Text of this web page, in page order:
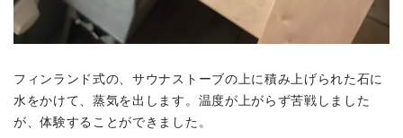
フィンランド式の、サウナストーブの上に積み上げられた石に
水をかけて、蒸気を出します。温度が上がらず苦戦しました
が、体験することができました。